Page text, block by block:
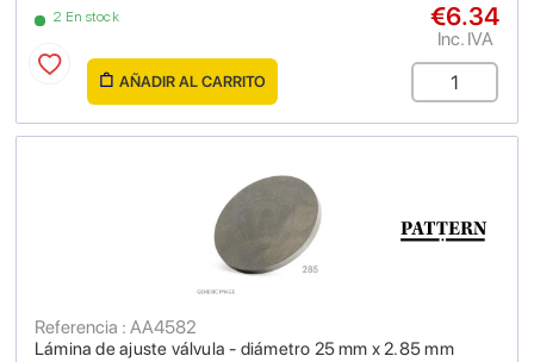
2 En stock €6.34
Inc. IVA
AÑADIR AL CARRITO
Lámina de ajuste válvula - diámetro 25 mm x 2.85 mm
Referencia : AA4582